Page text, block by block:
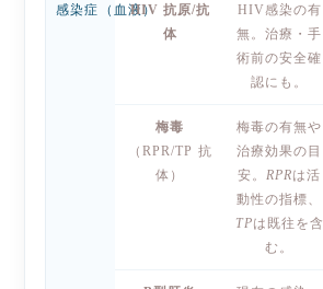
感染症（血液）HIV 抗原/抗
体
HIV感染の有
無。治療・手
術前の安全確
認にも。
梅毒
（RPR/TP 抗
体）
梅毒の有無や
治療効果の目
安。RPRは活
動性の指標、
TPは既往を含
む。